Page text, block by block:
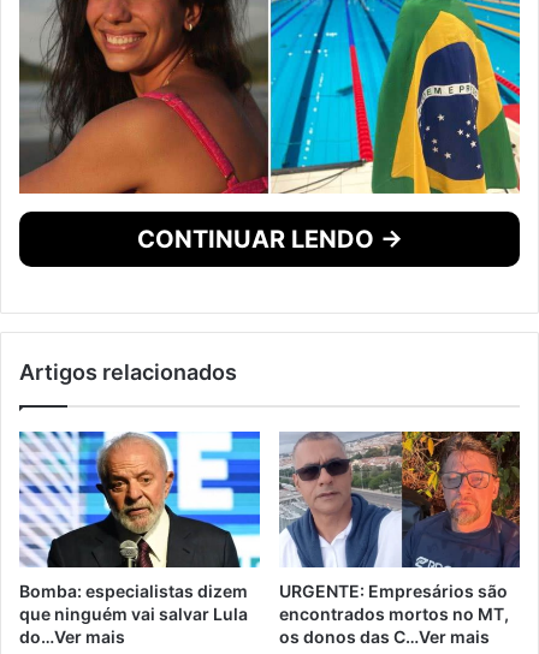
CONTINUAR LENDO →
Artigos relacionados
Bomba: especialistas dizem
que ninguém vai salvar Lula
do…Ver mais
URGENTE: Empresários são
encontrados mortos no MT,
os donos das C…Ver mais